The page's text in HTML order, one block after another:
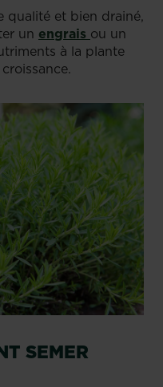
qualité et bien drainé,
un engrais ou un
à la plante
SEMER